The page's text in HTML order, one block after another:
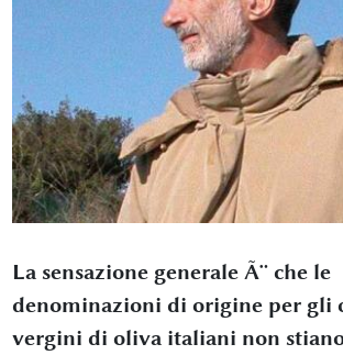
La sensazione generale Ã¨ che le
denominazioni di origine per gli
vergini di oliva italiani non